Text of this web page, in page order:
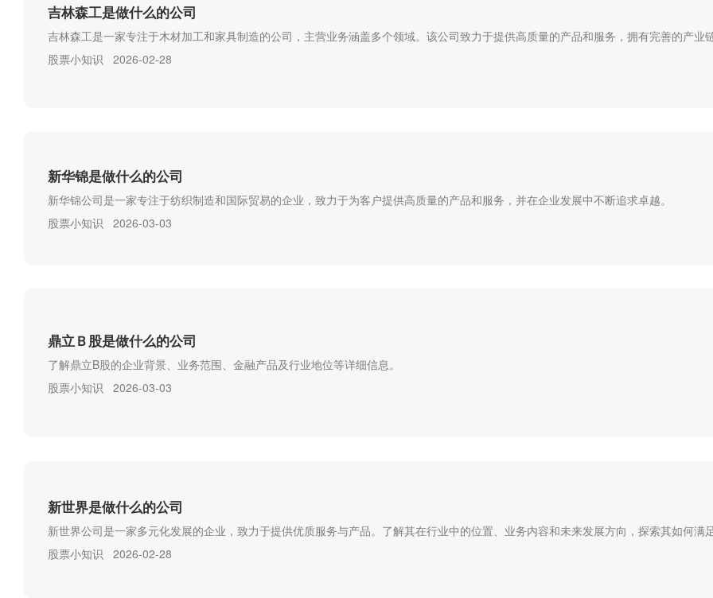
吉林森工是做什么的公司
吉林森工是一家专注于木材加工和家具制造的公司，主营业务涵盖多个领域。该公司致力于提供高质量的产品和服务，拥有完善的产业
股票小知识
2026-02-28
新华锦是做什么的公司
新华锦公司是一家专注于纺织制造和国际贸易的企业，致力于为客户提供高质量的产品和服务，并在企业发展中不断追求卓越。
股票小知识
2026-03-03
鼎立Ｂ股是做什么的公司
了解鼎立B股的企业背景、业务范围、金融产品及行业地位等详细信息。
股票小知识
2026-03-03
新世界是做什么的公司
新世界公司是一家多元化发展的企业，致力于提供优质服务与产品。了解其在行业中的位置、业务内容和未来发展方向，探索其如何满
股票小知识
2026-02-28